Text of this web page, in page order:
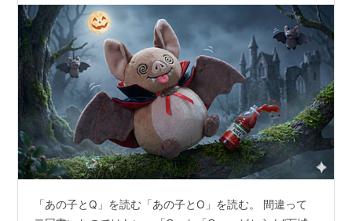
「あの子とQ」を読む「あの子とO」を読む。 間違って